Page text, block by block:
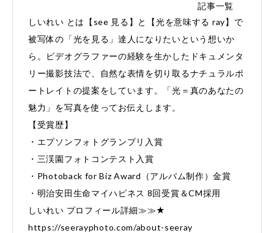
記事一覧
しいれい とは【see 見る】と【光を意味する ray】で
被写体の「光を見る」達人になりたいという想いか
ら。ビデオグラファーの経験を生かしたドキュメンタ
リー撮影技法で、自然な表情を切り取るナチュラルポ
ートレイトの提案をしています。「光＝真のあなたの
魅力」を写真を使ってお伝えします。
【受賞歴】
・エプソンフォトグランプリ入賞
・三渓園フォトコンテスト入賞
・Photoback for Biz Award（アルバム制作）金賞
・明治安田生命マイハピネス 8回受賞＆CM採用
しいれい プロフィール詳細≫≫★
https://seerayphoto.com/about-seeray